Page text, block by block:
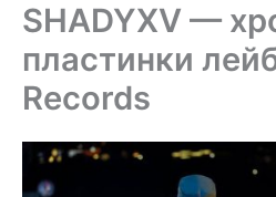
SHADYXV —
пластинки
Records